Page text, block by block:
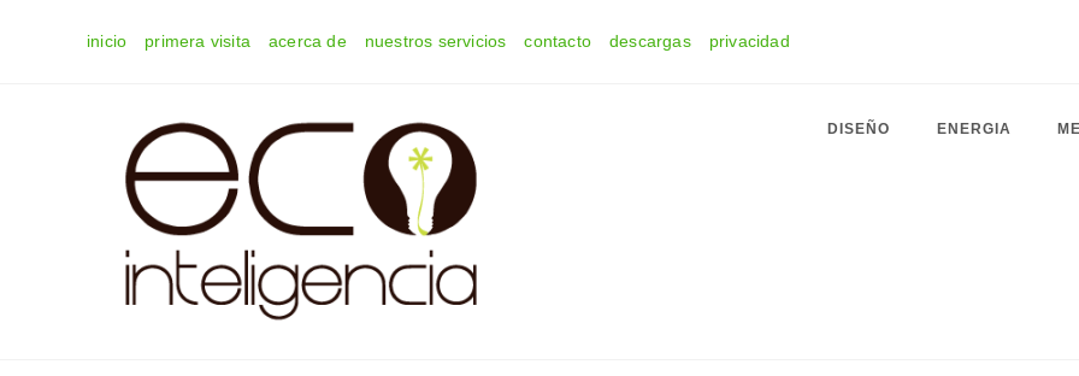
inicio primera visita acerca de nuestros servicios contacto descargas privacidad
DISEÑO ENERGIA